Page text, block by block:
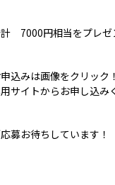
7000円相当をプレゼ
込みは画像をクリック！
サイトからお申し込み
募お待ちしています！